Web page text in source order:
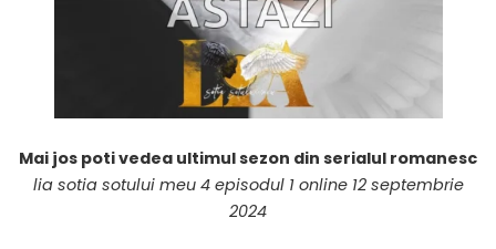
Mai jos poti vedea ultimul sezon din serialul romanesc
lia sotia sotului meu 4 episodul 1 online 12 septembrie
2024